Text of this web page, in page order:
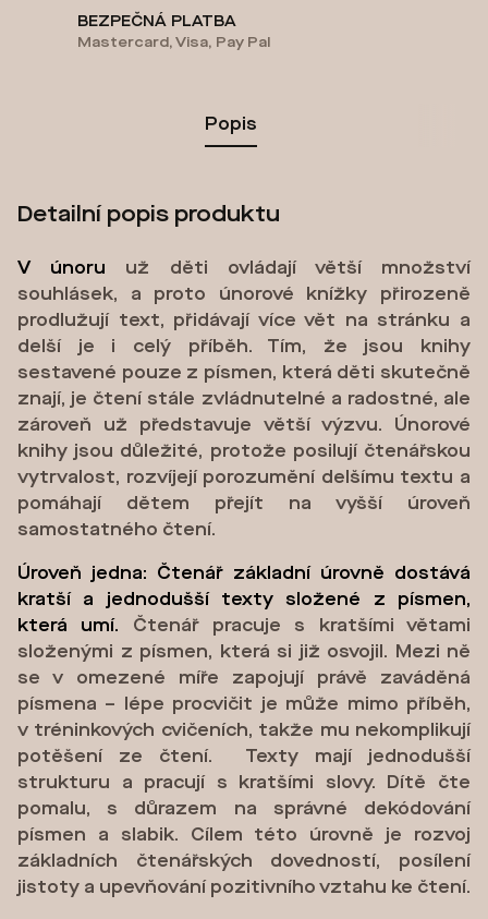
BEZPEČNÁ PLATBA
Mastercard, Visa, Pay Pal
Popis
Detailní popis produktu
V únoru už děti ovládají větší množství
souhlásek, a proto únorové knížky přirozeně
prodlužují text, přidávají více vět na stránku a
delší je i celý příběh. Tím, že jsou knihy
sestavené pouze z písmen, která děti skutečně
znají, je čtení stále zvládnutelné a radostné, ale
zároveň už představuje větší výzvu. Únorové
knihy jsou důležité, protože posilují čtenářskou
vytrvalost, rozvíjejí porozumění delšímu textu a
pomáhají dětem přejít na vyšší úroveň
samostatného čtení.
Úroveň jedna: Čtenář základní úrovně dostává
kratší a jednodušší texty složené z písmen,
která umí. Čtenář pracuje s kratšími větami
složenými z písmen, která si již osvojil. Mezi ně
se v omezené míře zapojují právě zaváděná
písmena – lépe procvičit je může mimo příběh,
v tréninkových cvičeních, takže mu nekomplikují
potěšení ze čtení. Texty mají jednodušší
strukturu a pracují s kratšími slovy. Dítě čte
pomalu, s důrazem na správné dekódování
písmen a slabik. Cílem této úrovně je rozvoj
základních čtenářských dovedností, posílení
jistoty a upevňování pozitivního vztahu ke čtení.